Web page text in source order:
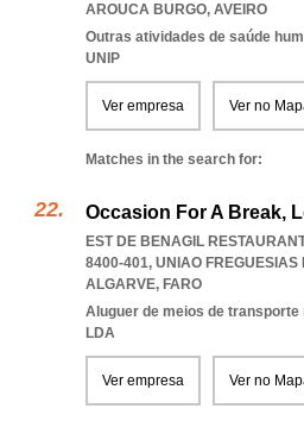
AROUCA BURGO, AVEIRO
Outras atividades de saúde
UNIP
Ver empresa Ver no
Matches in the search for:
Occasion For A Break,
EST DE BENAGIL
8400-401, UNIAO
ALGARVE, FARO
Aluguer de meios de transporte
LDA
Ver empresa Ver no